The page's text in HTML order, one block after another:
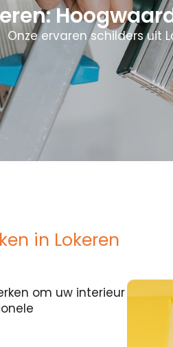
Onze ervaren schilders uit
in Lokeren
om uw interieur